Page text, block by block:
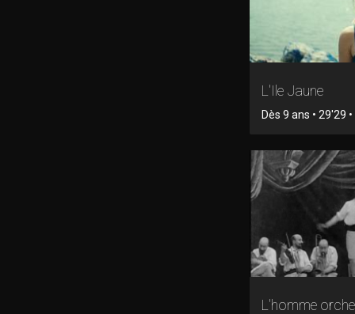
L'Ile Jaune
Dès 9 ans • 29'29
L'homme